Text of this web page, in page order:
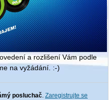
a rozlišení Vám podle
na vyžádání. :-)
posluchač. Zaregistrujte se